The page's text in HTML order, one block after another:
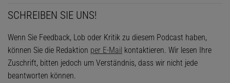
SCHREIBEN SIE UNS!
Wenn Sie Feedback, Lob oder Kritik zu diesem Podcast haben,
können Sie die Redaktion per E-Mail kontaktieren. Wir lesen Ihre
Zuschrift, bitten jedoch um Verständnis, dass wir nicht jede
beantworten können.